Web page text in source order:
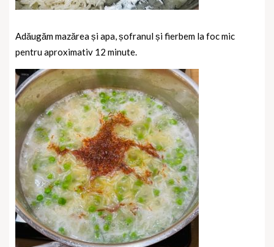
Adăugăm mazărea și apa, șofranul și fierbem la foc mic
pentru aproximativ 12 minute.